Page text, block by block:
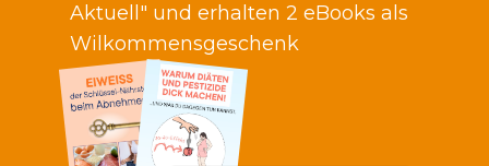
Aktuell" und erhalten 2 eBooks als
Wilkommensgeschenk